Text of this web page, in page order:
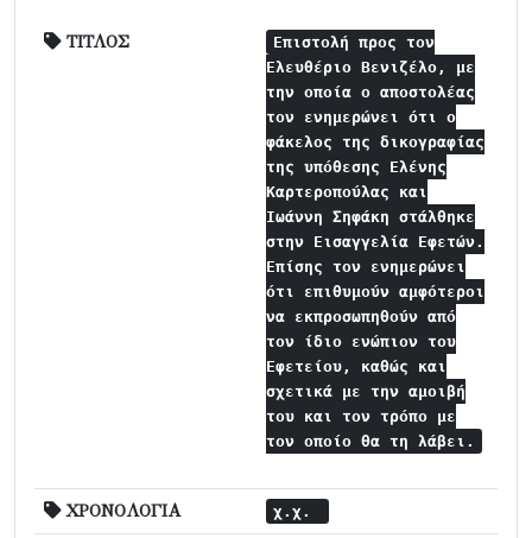
ΤΙΤΛΟΣ
Επιστολή προς τον
Ελευθέριο Βενιζέλο, με
την οποία ο αποστολέας
τον ενημερώνει ότι ο
φάκελος της δικογραφίας
της υπόθεσης Ελένης
Καρτεροπούλας και
Ιωάννη Σηφάκη στάλθηκε
στην Εισαγγελία Εφετών.
Επίσης τον ενημερώνει
ότι επιθυμούν αμφότεροι
να εκπροσωπηθούν από
τον ίδιο ενώπιον του
Εφετείου, καθώς και
σχετικά με την αμοιβή
του και τον τρόπο με
τον οποίο θα τη λάβει.
ΧΡΟΝΟΛΟΓΙΑ χ.χ.